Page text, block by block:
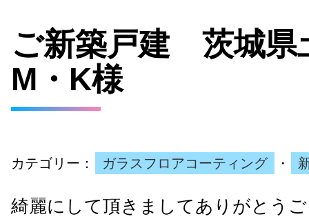
ご新築戸建 茨城
M・K様
カテゴリー： ガラスフロアコーティング ・
綺麗にして頂きましてありがとう